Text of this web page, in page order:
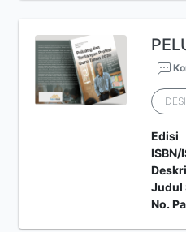
Edisi
ISBN/
Judul
No.